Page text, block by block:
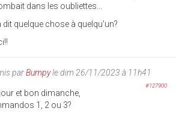
dans les oubliettes...
dit quelque chose à quelqu'un?
parBumpyle dim 26/11/2023 à 11h41
#127900
et bon dimanche,
1, 2 ou 3?